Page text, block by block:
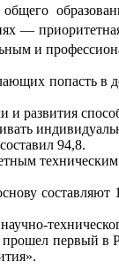
—
и
попасть в
развития
94,8.
первый